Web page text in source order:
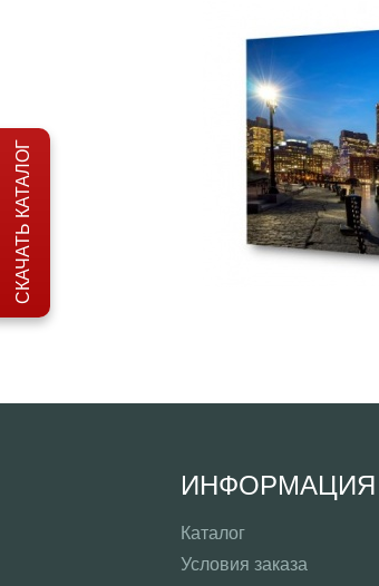
ИНФОРМАЦИЯ
Каталог
Условия заказа
СКАЧАТЬ КАТАЛОГ